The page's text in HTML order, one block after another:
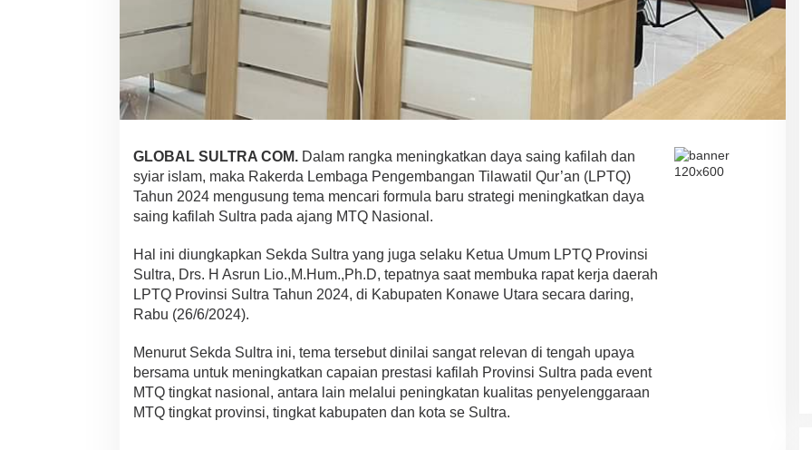
r
t
T
n
g
a
t
a
n
a
y
GLOBAL SULTRA COM. Dalam rangka meningkatkan daya saing kafilah dan
syiar islam, maka Rakerda Lembaga Pengembangan Tilawatil Qur’an (LPTQ)
Tahun 2024 mengusung tema mencari formula baru strategi meningkatkan daya
saing kafilah Sultra pada ajang MTQ Nasional.
Hal ini diungkapkan Sekda Sultra yang juga selaku Ketua Umum LPTQ Provinsi
Sultra, Drs. H Asrun Lio.,M.Hum.,Ph.D, tepatnya saat membuka rapat kerja daerah
LPTQ Provinsi Sultra Tahun 2024, di Kabupaten Konawe Utara secara daring,
Rabu (26/6/2024).
Menurut Sekda Sultra ini, tema tersebut dinilai sangat relevan di tengah upaya
bersama untuk meningkatkan capaian prestasi kafilah Provinsi Sultra pada event
MTQ tingkat nasional, antara lain melalui peningkatan kualitas penyelenggaraan
MTQ tingkat provinsi, tingkat kabupaten dan kota se Sultra.
ASR-HUGUA Berpeluang Besar,